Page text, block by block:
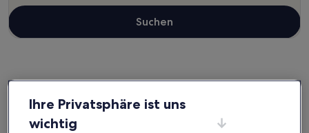
Suchen
Serfaus Ferienunterkünfte nahe Pezidbahn
Ihre Privatsphäre ist uns
wichtig